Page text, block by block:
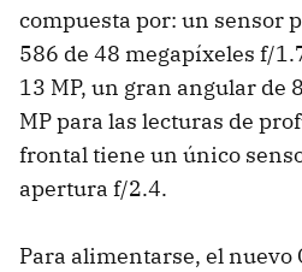
compuesta por: un sensor
586 de 48 megapíxeles f/
13 MP, un gran angular de
MP para las lecturas de
frontal tiene un único
apertura f/2.4.
Para alimentarse, el nuevo